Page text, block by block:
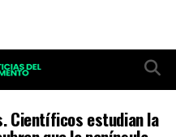
Científicos estudian la